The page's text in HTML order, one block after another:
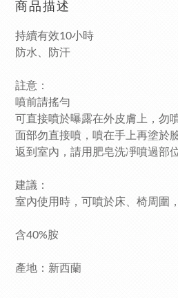
商品描述
持續有效10小時
防水、防汗
註意：
噴前請搖勻
可直接噴於曝露在外皮膚上，勿
面部勿直接噴，噴在手上再塗於
返到室內，請用肥皂洗凈噴過部
建議：
室內使用時，可噴於床、椅周圍
含40%胺
產地：新西蘭